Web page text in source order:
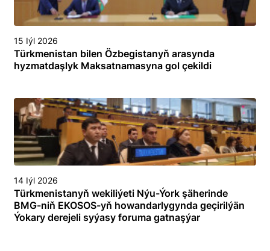
15 Iýl 2026
Türkmenistan bilen Özbegistanyň arasynda
hyzmatdaşlyk Maksatnamasyna gol çekildi
14 Iýl 2026
Türkmenistanyň wekiliýeti Nýu-Ýork şäherinde
BMG-niň EKOSOS-yň howandarlygynda geçirilýän
Ýokary derejeli syýasy foruma gatnaşýar